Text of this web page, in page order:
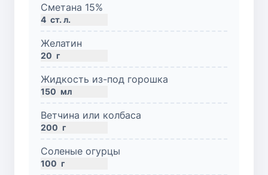
Сметана 15%
4 ст. л.
Желатин
20 г
Жидкость из-под горошка
150 мл
Ветчина или колбаса
200 г
Соленые огурцы
100 г